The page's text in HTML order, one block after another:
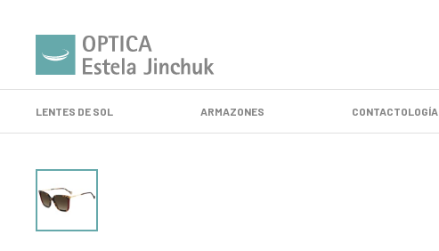
LENTES DE SOL ARMAZONES CONTACTOLOGÍA